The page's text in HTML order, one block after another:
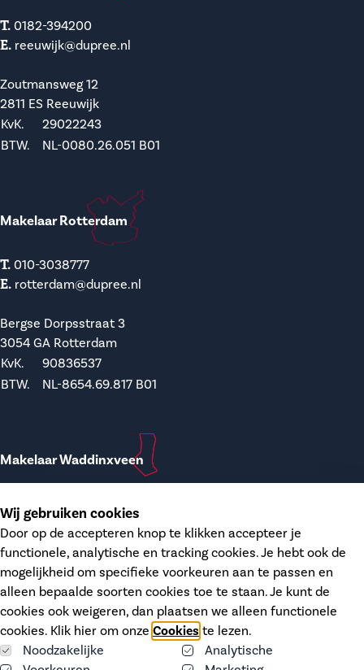
T. 0182-394200
E. reeuwijk@dupree.nl
Zoutmansweg 12
2811 ES Reeuwijk
KvK.
29022243
BTW.
NL-0080.26.051 B01
Makelaar Rotterdam
T. 010-3038777
E. rotterdam@dupree.nl
Bergse Dorpsstraat 3
3054 GA Rotterdam
KvK.
90836537
BTW.
NL-8654.69.817 B01
Makelaar Waddinxveen
0182-748207
E. waddinxveen@dupree.nl
Kanaalstraat 12
2741 HH Waddinxveen
KvK.
68406606
BTW.
NL-8574.26.746 B01
Wij gebruiken cookies
Door op de accepteren knop te klikken accepteer je
functionele, analytische en tracking cookies. Je hebt ook de
mogelijkheid om specifieke voorkeuren aan te passen en
alleen bepaalde soorten cookies toe te staan. Je kunt de
cookies ook weigeren, dan plaatsen we alleen functionele
cookies. Klik hier om onze Cookies te lezen.
Noodzakelijke
Analytische